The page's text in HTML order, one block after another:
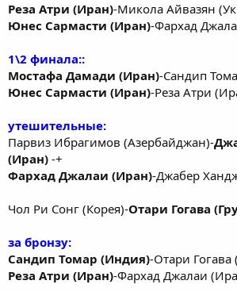
Реза Атри (Иран)-Микола Айвазян
Юнес Сармасти (Иран)-Фархад
1\2 финала::
Мостафа Дамади (Иран)-Сандип
Юнес Сармасти (Иран)-Реза Атри
утешительные:
Парвиз Ибрагимов (Азербайджан)-
(Иран) -+
Фархад Джалаи (Иран)-Джабер
Чол Ри Сонг (Корея)-Отари Гогава
за бронзу:
Сандип Томар (Индия)-Отари Гогава
Реза Атри (Иран)-Фархад Джалаи